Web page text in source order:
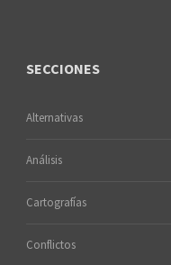
SECCIONES
Alternativas
Análisis
Cartografías
Conflictos